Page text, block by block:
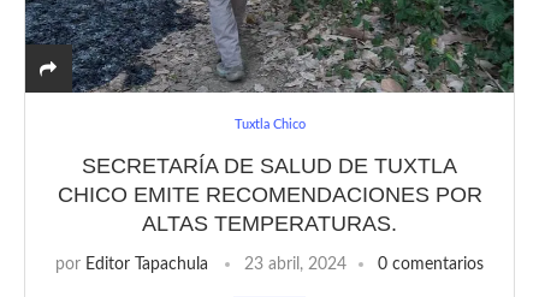
Tuxtla Chico
SECRETARÍA DE SALUD DE TUXTLA
CHICO EMITE RECOMENDACIONES POR
ALTAS TEMPERATURAS.
por Editor Tapachula 23 abril, 2024 0 comentarios